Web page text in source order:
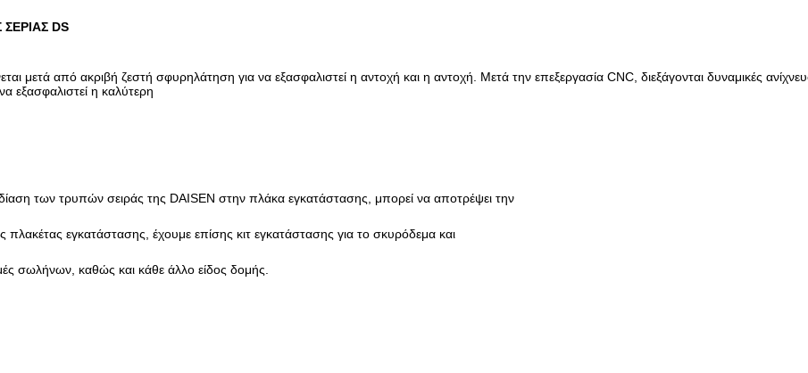
DS
μετά από ακριβή ζεστή σφυρηλάτηση για να εξασφαλιστεί η αντοχή και η αντοχή. Μετά την επεξεργασία CNC, διεξάγονται δυναμικές
εξασφαλιστεί η καλύτερη
των τρυπών σειράς της DAISEN στην πλάκα εγκατάστασης, μπορεί να αποτρέψει την
πλακέτας εγκατάστασης, έχουμε επίσης κιτ εγκατάστασης για το σκυρόδεμα και
σωλήνων, καθώς και κάθε άλλο είδος δομής.